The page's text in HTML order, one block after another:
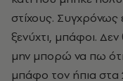
στίχους. Συγχρόνως
ξενύχτι, μπάφοι.
μην μπορώ να πω
μπάφο τον ήπια